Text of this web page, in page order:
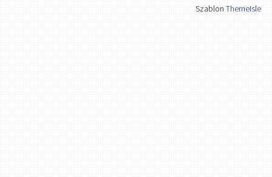
SzablonThemeIsle